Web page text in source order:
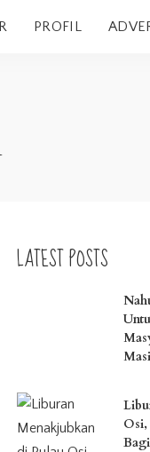
PROFIL
LATEST POSTS
Osi,